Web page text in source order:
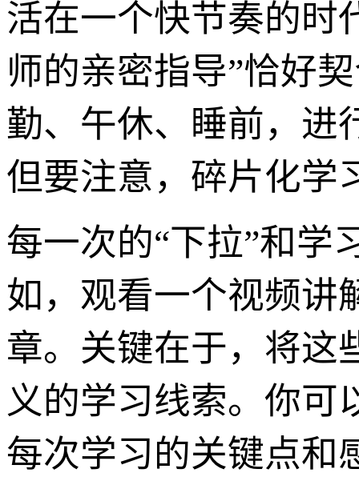
活在一个快节奏的时
师的亲密指导”恰好
勤、午休、睡前，进
但要注意，碎片化学
每一次的“下拉”和学
如，观看一个视频讲
章。关键在于，将这
义的学习线索。你可
每次学习的关键点和